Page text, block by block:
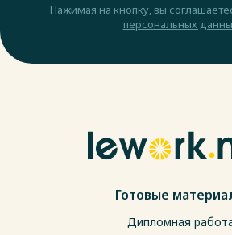
Нажимая на кнопку, вы
персональных
Готовые
Дипломная